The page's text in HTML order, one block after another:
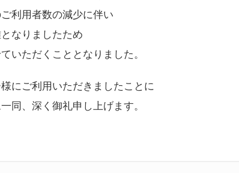
利用者数の減少に伴い
なりましたため
いただくこととなりました。
にご利用いただきましたことに
同、深く御礼申し上げます。